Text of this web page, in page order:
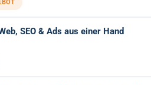
SEO & Ads aus einer Hand